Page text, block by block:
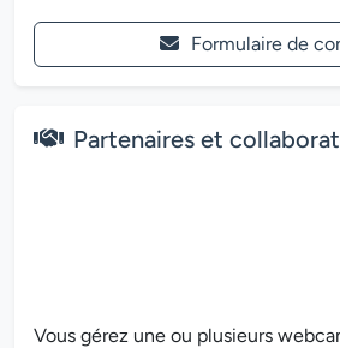
Formulaire de
Partenaires et
Vous gérez une ou plusieurs